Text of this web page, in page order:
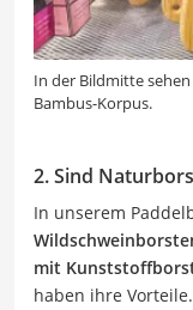
In der Bildmitte
Bambus-Korpus.
2. Sind
In unserem
mit
haben ihre